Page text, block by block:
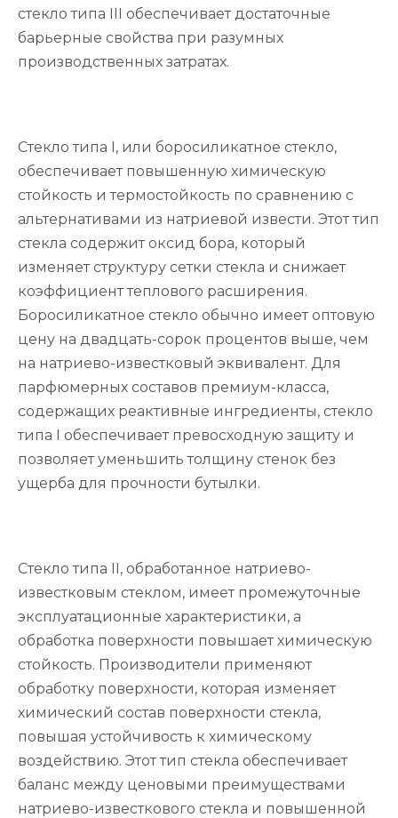
стекло типа III обеспечивает достаточные
барьерные свойства при разумных
производственных затратах.
Стекло типа I, или боросиликатное стекло,
обеспечивает повышенную химическую
стойкость и термостойкость по сравнению с
альтернативами из натриевой извести. Этот тип
стекла содержит оксид бора, который
изменяет структуру сетки стекла и снижает
коэффициент теплового расширения.
Боросиликатное стекло обычно имеет оптовую
цену на двадцать-сорок процентов выше, чем
на натриево-известковый эквивалент. Для
парфюмерных составов премиум-класса,
содержащих реактивные ингредиенты, стекло
типа I обеспечивает превосходную защиту и
позволяет уменьшить толщину стенок без
ущерба для прочности бутылки.
Стекло типа II, обработанное натриево-
известковым стеклом, имеет промежуточные
эксплуатационные характеристики, а
обработка поверхности повышает химическую
стойкость. Производители применяют
обработку поверхности, которая изменяет
химический состав поверхности стекла,
повышая устойчивость к химическому
воздействию. Этот тип стекла обеспечивает
баланс между ценовыми преимуществами
натриево-известкового стекла и повышенной